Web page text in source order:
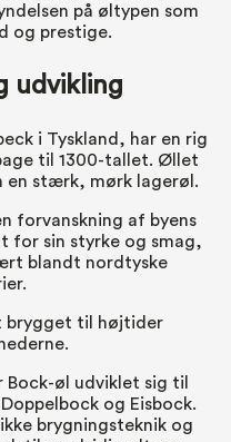
på øltypen som
og prestige.
udvikling
i Tyskland, har en rig
til 1300-tallet. Øllet
en stærk, mørk lagerøl.
forvanskning af byens
for sin styrke og smag,
blandt nordtyske
brygget til højtider
Bock-øl udviklet sig til
og Eisbock.
brygningsteknik og